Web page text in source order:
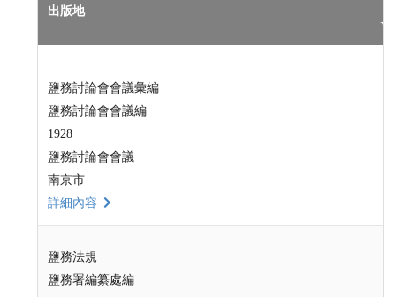
出版地
鹽務討論會會議彙編
鹽務討論會會議編
1928
鹽務討論會會議
南京市
詳細內容
鹽務法規
鹽務署編纂處編